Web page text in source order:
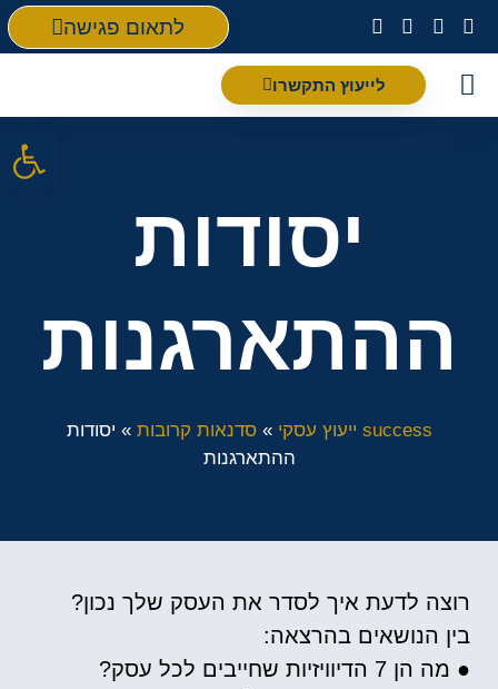
לתאום פגישה
לייעוץ התקשרו
יסודות
ההתארגנות
success ייעוץ עסקי »סדנאות קרובות » יסודות
ההתארגנות
רוצה לדעת איך לסדר את העסק שלך נכון?
בין הנושאים בהרצאה:
● מה הן 7 הדיוויזיות שחייבים לכל עסק?
פתח